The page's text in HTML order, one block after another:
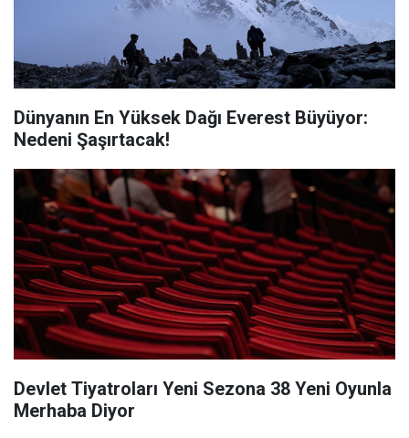
Dünyanın En Yüksek Dağı Everest Büyüyor:
Nedeni Şaşırtacak!
Devlet Tiyatroları Yeni Sezona 38 Yeni Oyunla
Merhaba Diyor